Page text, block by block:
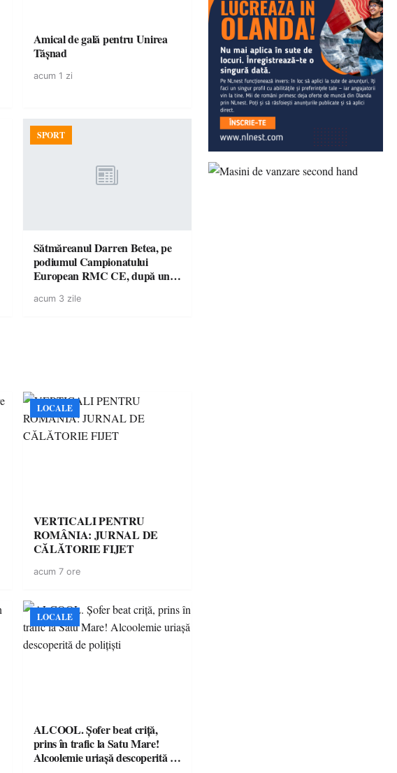
Amical de gală pentru Unirea
Tășnad
acum 1 zi
SPORT
Sătmăreanul Darren Betea, pe
podiumul Campionatului
European RMC CE, după un
Räikkönen
acum 3 zile
LOCALE
VERTICALI PENTRU
ROMÂNIA: JURNAL DE
CĂLĂTORIE FIJET
acum 7 ore
LOCALE
ALCOOL. Șofer beat criță,
prins în trafic la Satu Mare!
Alcoolemie uriașă descoperită de